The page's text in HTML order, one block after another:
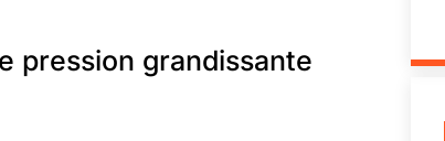
pression grandissante